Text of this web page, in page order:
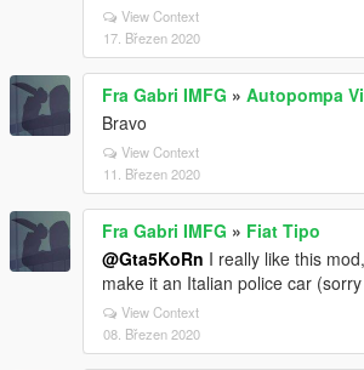
View Context
17. Březen 2020
Fra Gabri IMFG » Autopompa
Bravo
View Context
11. Březen 2020
Fra Gabri IMFG » Fiat Tipo
@Gta5KoRn I really like this
make it an Italian police car
View Context
08. Březen 2020